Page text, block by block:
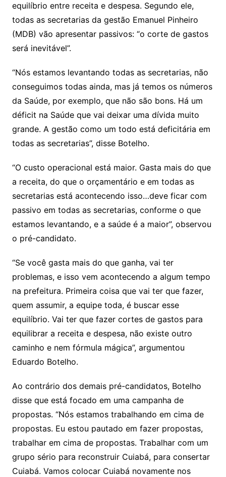
o
m
equilíbrio entre receita e despesa. Segundo ele,
todas as secretarias da gestão Emanuel Pinheiro
(MDB) vão apresentar passivos: “o corte de gastos
será inevitável”.
“Nós estamos levantando todas as secretarias, não
conseguimos todas ainda, mas já temos os números
da Saúde, por exemplo, que não são bons. Há um
déficit na Saúde que vai deixar uma dívida muito
grande. A gestão como um todo está deficitária em
todas as secretarias”, disse Botelho.
“O custo operacional está maior. Gasta mais do que
a receita, do que o orçamentário e em todas as
secretarias está acontecendo isso…deve ficar com
passivo em todas as secretarias, conforme o que
estamos levantando, e a saúde é a maior”, observou
o pré-candidato.
“Se você gasta mais do que ganha, vai ter
problemas, e isso vem acontecendo a algum tempo
na prefeitura. Primeira coisa que vai ter que fazer,
quem assumir, a equipe toda, é buscar esse
equilíbrio. Vai ter que fazer cortes de gastos para
equilibrar a receita e despesa, não existe outro
caminho e nem fórmula mágica”, argumentou
Eduardo Botelho.
Ao contrário dos demais pré-candidatos, Botelho
disse que está focado em uma campanha de
propostas. “Nós estamos trabalhando em cima de
propostas. Eu estou pautado em fazer propostas,
trabalhar em cima de propostas. Trabalhar com um
grupo sério para reconstruir Cuiabá, para consertar
Cuiabá. Vamos colocar Cuiabá novamente nos